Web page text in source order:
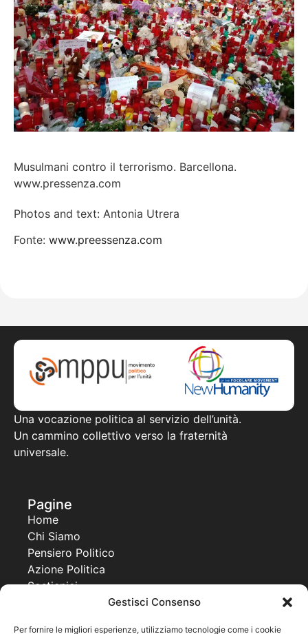
Gestisci Consenso
Per fornire le migliori esperienze, utilizziamo tecnologie come i cookie
Musulmani contro il terrorismo. Barcellona.
www.pressenza.com
Photos and text: Antonia Utrera
Fonte: www.preessenza.com
Una vocazione politica al servizio dell’unità.
Un cammino collettivo verso la fraternità
universale.
Pagine
Home
Chi Siamo
Pensiero Politico
Azione Politica
Sostienici